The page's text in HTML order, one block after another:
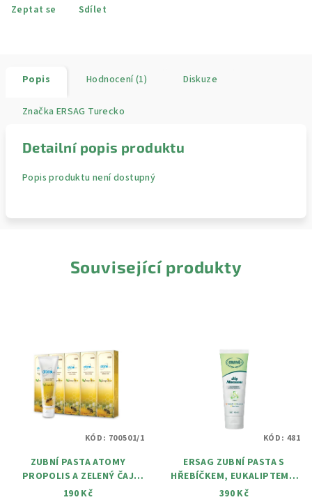
Zeptat se Sdílet
Popis Hodnocení (1) Diskuze
Značka ERSAG Turecko
Detailní popis produktu
Popis produktu není dostupný
Související produkty
ZUBNÍ PASTA ATOMY
PROPOLIS A ZELENÝ ČAJ
200G
190 Kč
KÓD: 700501/1
ERSAG ZUBNÍ PASTA S
HŘEBÍČKEM, EUKALIPTEM A
ALOE VERA 100 ml
390 Kč
KÓD: 481